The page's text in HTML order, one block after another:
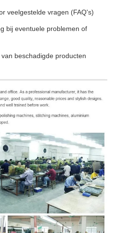
veelgestelde vragen (FAQ's)
bij eventuele problemen of
beschadigde producten